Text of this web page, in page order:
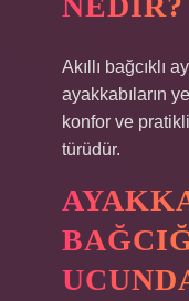
Akıllı bağcıklı
ayakkabıların
konfor ve
türüdür.